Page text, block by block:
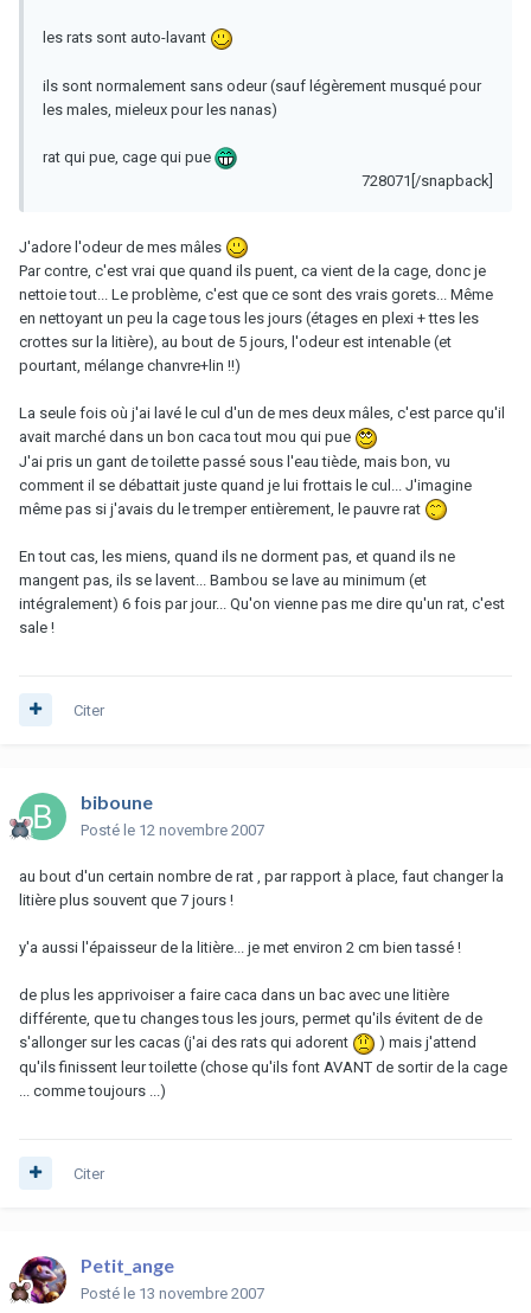
les rats sont auto-lavant
ils sont normalement sans odeur (sauf légèrement musqué pour
les males, mieleux pour les nanas)
rat qui pue, cage qui pue
728071[/snapback]
J'adore l'odeur de mes mâles
Par contre, c'est vrai que quand ils puent, ca vient de la cage, donc je
nettoie tout... Le problème, c'est que ce sont des vrais gorets... Même
en nettoyant un peu la cage tous les jours (étages en plexi + ttes les
crottes sur la litière), au bout de 5 jours, l'odeur est intenable (et
pourtant, mélange chanvre+lin !!)
La seule fois où j'ai lavé le cul d'un de mes deux mâles, c'est parce qu'il
avait marché dans un bon caca tout mou qui pue
J'ai pris un gant de toilette passé sous l'eau tiède, mais bon, vu
comment il se débattait juste quand je lui frottais le cul... J'imagine
même pas si j'avais du le tremper entièrement, le pauvre rat
En tout cas, les miens, quand ils ne dorment pas, et quand ils ne
mangent pas, ils se lavent... Bambou se lave au minimum (et
intégralement) 6 fois par jour... Qu'on vienne pas me dire qu'un rat, c'est
sale !
Citer
biboune
Posté le 12 novembre 2007
au bout d'un certain nombre de rat , par rapport à place, faut changer la
litière plus souvent que 7 jours !
y'a aussi l'épaisseur de la litière... je met environ 2 cm bien tassé !
de plus les apprivoiser a faire caca dans un bac avec une litière
différente, que tu changes tous les jours, permet qu'ils évitent de de
s'allonger sur les cacas (j'ai des rats qui adorent
) mais j'attend
qu'ils finissent leur toilette (chose qu'ils font AVANT de sortir de la cage
... comme toujours ...)
Citer
Petit_ange
Posté le 13 novembre 2007